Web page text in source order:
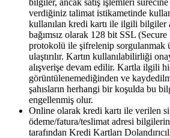
bilgiler, ancak satış işlemleri
verdiğiniz talimat istikametinde
kullanılan kredi kartı ile ilgili bilgiler
bağımsız olarak 128 bit SSL
protokolü ile şifrelenip sorgulanmak
ulaştırılır. Kartın kullanılabilirliği
alışverişe devam edilir. Kartla ilgili
görüntülenemediğinden ve
şahısların herhangi bir koşulda bu
engellenmiş olur.
Online olarak kredi kartı ile verilen
ödeme/fatura/teslimat adresi
tarafından Kredi Kartları